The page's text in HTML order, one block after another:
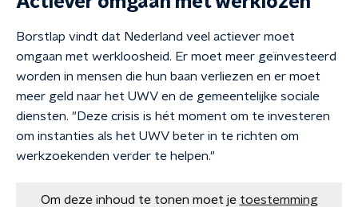
Borstlap vindt dat Nederland veel actiever moet
omgaan met werkloosheid. Er moet meer geïnvesteerd
worden in mensen die hun baan verliezen en er moet
meer geld naar het UWV en de gemeentelijke sociale
diensten. "Deze crisis is hét moment om te investeren
om instanties als het UWV beter in te richten om
werkzoekenden verder te helpen."
Om deze inhoud te tonen moet je toestemming